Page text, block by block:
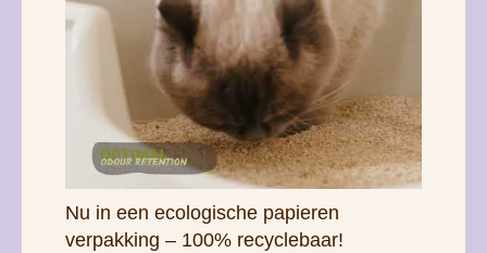
Nu in een ecologische papieren
verpakking – 100% recyclebaar!